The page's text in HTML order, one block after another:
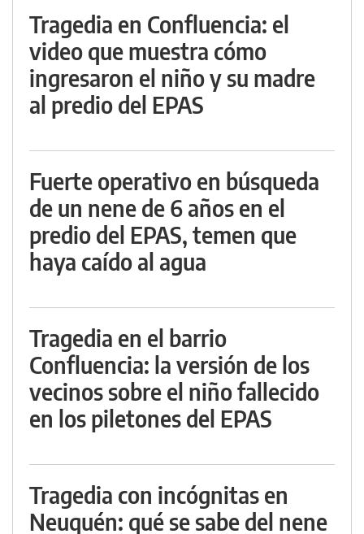
Tragedia en Confluencia: el
video que muestra cómo
ingresaron el niño y su madre
al predio del EPAS
Fuerte operativo en búsqueda
de un nene de 6 años en el
predio del EPAS, temen que
haya caído al agua
Tragedia en el barrio
Confluencia: la versión de los
vecinos sobre el niño fallecido
en los piletones del EPAS
Tragedia con incógnitas en
Neuquén: qué se sabe del nene